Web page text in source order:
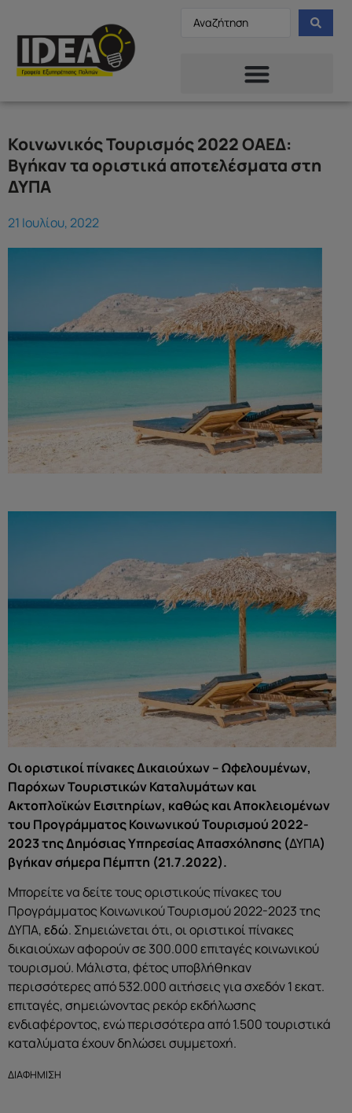
Κοινωνικός Τουρισμός 2022 ΟΑΕΔ:
Βγήκαν τα οριστικά αποτελέσματα στη
ΔΥΠΑ
21 Ιουλίου, 2022
Οι οριστικοί πίνακες Δικαιούχων – Ωφελουμένων,
Παρόχων Τουριστικών Καταλυμάτων και
Ακτοπλοϊκών Εισιτηρίων, καθώς και Αποκλειομένων
του Προγράμματος Κοινωνικού Τουρισμού 2022-
2023 της Δημόσιας Υπηρεσίας Απασχόλησης (ΔΥΠΑ)
βγήκαν σήμερα Πέμπτη (21.7.2022).
Μπορείτε να δείτε τους οριστικούς πίνακες του
Προγράμματος Κοινωνικού Τουρισμού 2022-2023 της
ΔΥΠΑ,εδώ. Σημειώνεται ότι, οι οριστικοί πίνακες
δικαιούχων αφορούν σε 300.000 επιταγές κοινωνικού
τουρισμού. Μάλιστα, φέτος υποβλήθηκαν
περισσότερες από 532.000 αιτήσεις για σχεδόν 1 εκατ.
επιταγές, σημειώνοντας ρεκόρ εκδήλωσης
ενδιαφέροντος, ενώ περισσότερα από 1.500 τουριστικά
καταλύματα έχουν δηλώσει συμμετοχή.
ΔΙΑΦΗΜΙΣΗ